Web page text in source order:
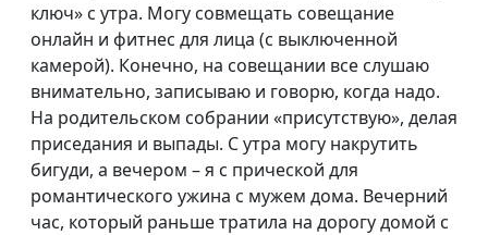
ключ» с утра. Могу совмещать совещание
онлайн и фитнес для лица (с выключенной
камерой). Конечно, на совещании все слушаю
внимательно, записываю и говорю, когда надо.
На родительском собрании «присутствую», делая
приседания и выпады. С утра могу накрутить
бигуди, а вечером – я с прической для
романтического ужина с мужем дома. Вечерний
час, который раньше тратила на дорогу домой с